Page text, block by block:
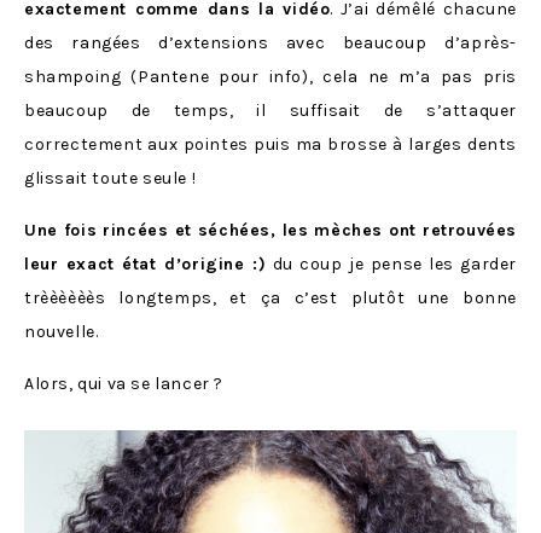
exactement comme dans la vidéo. J’ai démêlé chacune
des rangées d’extensions avec beaucoup d’après-
shampoing (Pantene pour info), cela ne m’a pas pris
beaucoup de temps, il suffisait de s’attaquer
correctement aux pointes puis ma brosse à larges dents
glissait toute seule !
Une fois rincées et séchées, les mèches ont retrouvées
leur exact état d’origine :) du coup je pense les garder
trèèèèèès longtemps, et ça c’est plutôt une bonne
nouvelle.
Alors, qui va se lancer ?